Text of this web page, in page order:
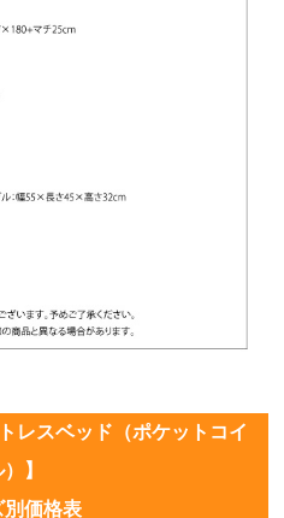
レスベッド（ポケットコイ
】
別価格表